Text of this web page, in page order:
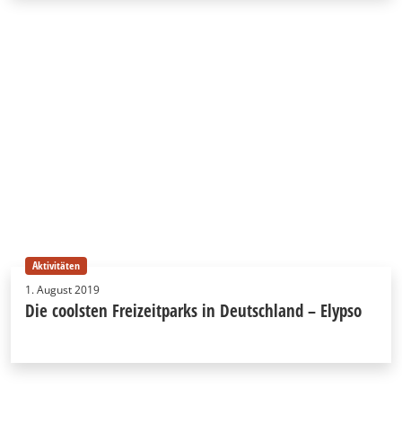
Aktivitäten
1. August 2019
Die coolsten Freizeitparks in Deutschland – Elypso